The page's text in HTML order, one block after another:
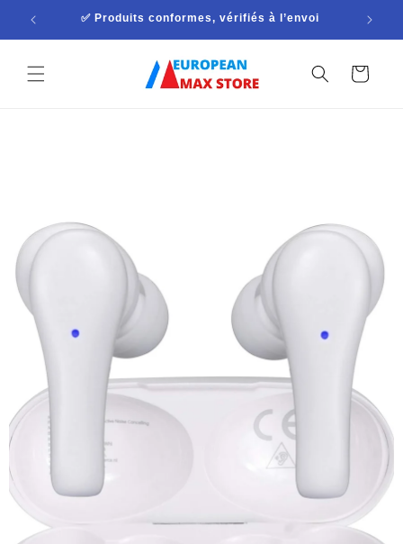
passer
au
✅ Produits conformes, vérifiés à l’envoi
Panier